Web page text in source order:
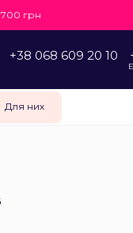
грн
+38 068 609 20 10
Для них